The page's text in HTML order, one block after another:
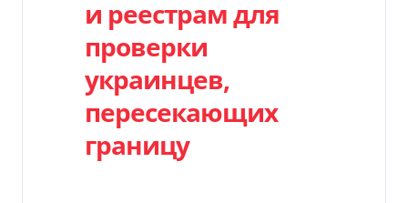
и реестрам для
проверки
украинцев,
пересекающих
границу